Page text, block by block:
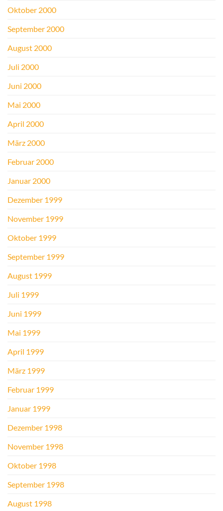
Oktober 2000
September 2000
August 2000
Juli 2000
Juni 2000
Mai 2000
April 2000
März 2000
Februar 2000
Januar 2000
Dezember 1999
November 1999
Oktober 1999
September 1999
August 1999
Juli 1999
Juni 1999
Mai 1999
April 1999
März 1999
Februar 1999
Januar 1999
Dezember 1998
November 1998
Oktober 1998
September 1998
August 1998